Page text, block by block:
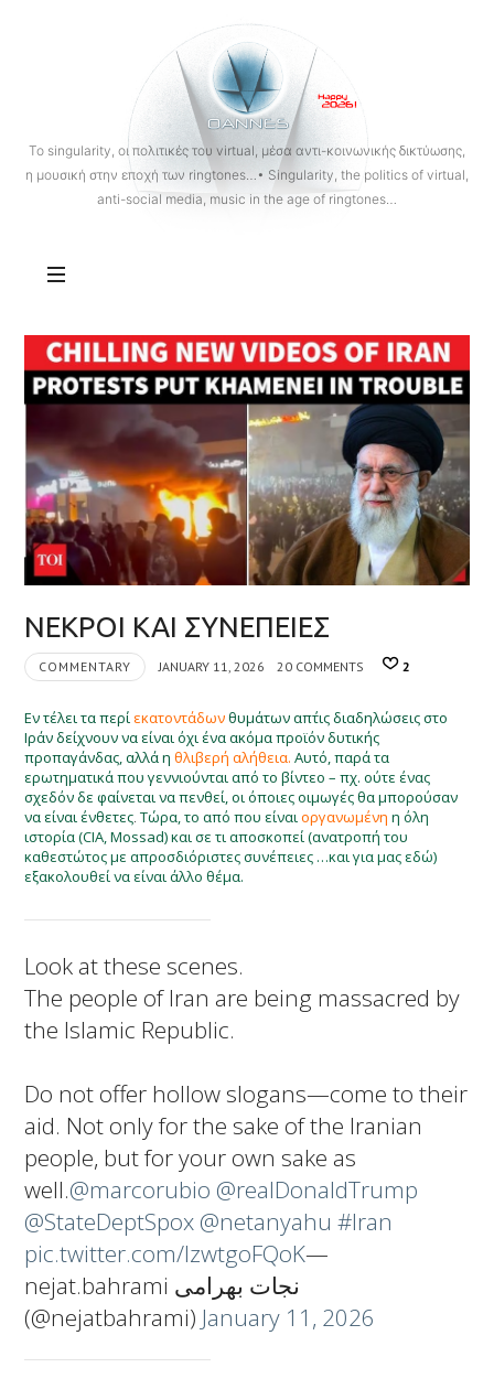
OANNES
To singularity, οι πολιτικές του virtual, μέσα αντι-κοινωνικής δικτύωσης,
η μουσική στην εποχή των ringtones…• Singularity, the politics of virtual,
anti-social media, music in the age of ringtones…
ΝΕΚΡΟΙ ΚΑΙ ΣΥΝΕΠΕΙΕΣ
COMMENTARY JANUARY 11, 2026 20 COMMENTS 2
Εν τέλει τα περί εκατοντάδωνθυμάτων απ΄τις διαδηλώσεις στο
Ιράν δείχνουν να είναι όχι ένα ακόμα προϊόν δυτικής
προπαγάνδας, αλλά ηθλιβερή αλήθεια. Αυτό, παρά τα
ερωτηματικά που γεννιούνται από το βίντεο – πχ. ούτε ένας
σχεδόν δε φαίνεται να πενθεί, οι όποιες οιμωγές θα μπορούσαν
να είναι ένθετες.Τώρα, το από που είναιοργανωμένη η όλη
ιστορία (CIA, Mossad) και σε τι αποσκοπεί (ανατροπή του
καθεστώτος με απροσδιόριστες συνέπειες …και για μας εδώ)
εξακολουθεί να είναι άλλο θέμα.
Look at these scenes.
The people of Iran are being massacred by
the Islamic Republic.
Do not offer hollow slogans—come to their
aid. Not only for the sake of the Iranian
people, but for your own sake as
well.@marcorubio @realDonaldTrump
@StateDeptSpox @netanyahu #Iran
pic.twitter.com/lzwtgoFQoK—
nejat.bahrami نجات بهرامی
(@nejatbahrami) January 11, 2026